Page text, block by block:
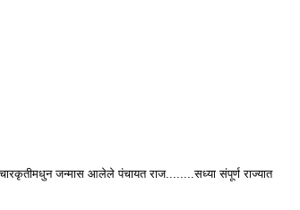
जन्मास आलेले पंचायत राज........सध्या संपूर्ण राज्यात